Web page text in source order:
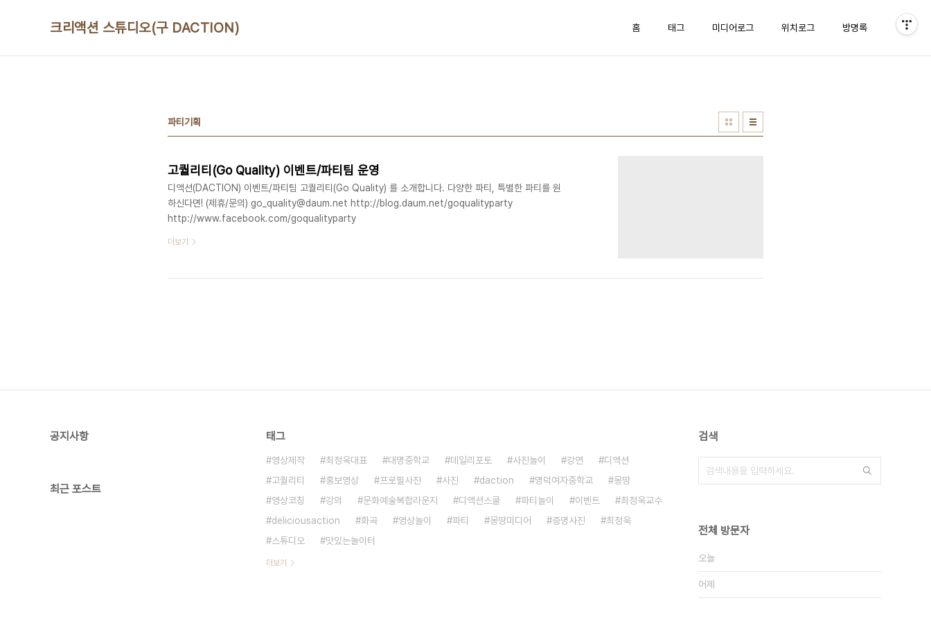
크리액션 스튜디오(구 DACTION) 홈 태그 미디어로그 위치로그 방명록
파티기획
고퀄리티(Go Quality) 이벤트/파티팀 운영
디액션(DACTION) 이벤트/파티팀 고퀄리티(Go Quality) 를 소개합니다. 다양한 파티, 특별한 파티를 원
하신다면! (제휴/문의) go_quality@daum.net http://blog.daum.net/goqualityparty
http://www.facebook.com/goqualityparty
더보기
공지사항
최근 포스트
태그
영상제작 최정욱대표 대명중학교 데일리포토 사진놀이 강연
디액션
고퀄리티
홍보영상 프로필사진 사진 daction 명덕여자중학교
몽땅
영상코칭
강의 문화예술복합라운지 디액션스쿨 파티놀이 이벤트
최정욱교수
deliciousaction
화곡 영상놀이 파티 몽땅미디어 증명사진
최정욱
스튜디오
맛있는놀이터
더보기
검색
전체 방문자
오늘
어제